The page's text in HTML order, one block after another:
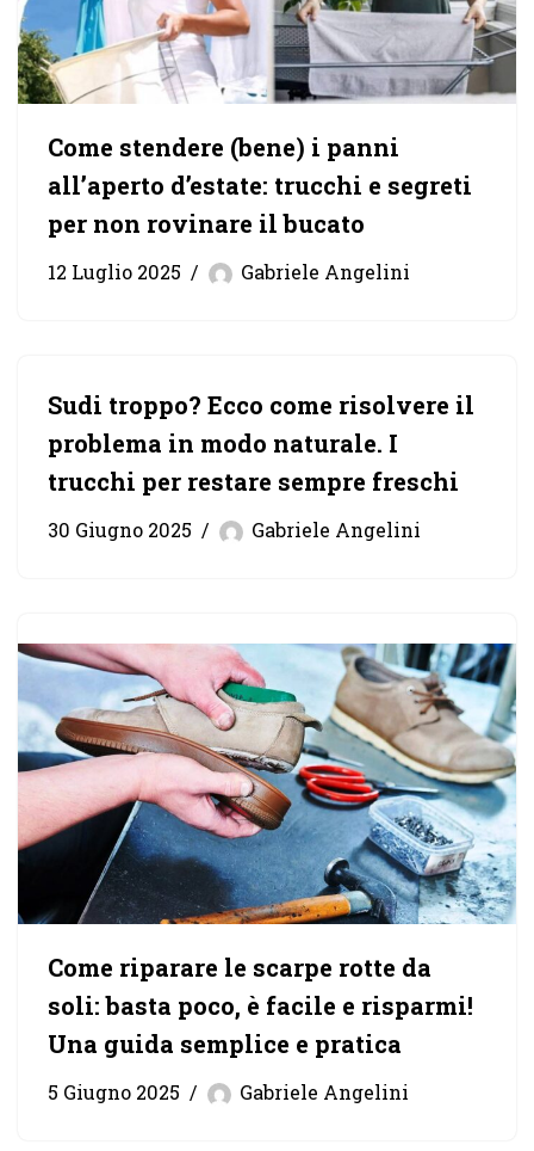
Come stendere (bene) i panni
all’aperto d’estate: trucchi e segreti
per non rovinare il bucato
12 Luglio 2025 Gabriele Angelini
Sudi troppo? Ecco come risolvere il
problema in modo naturale. I
trucchi per restare sempre freschi
30 Giugno 2025 Gabriele Angelini
Come riparare le scarpe rotte da
soli: basta poco, è facile e risparmi!
Una guida semplice e pratica
5 Giugno 2025 Gabriele Angelini